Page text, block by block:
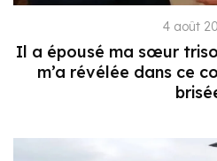
4 août
Il a épousé ma sœur
m’a révélée dans ce